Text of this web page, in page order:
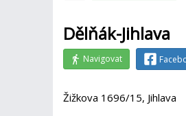
Dělňák-Jihlava
Navigovat
Žižkova 1696/15, Jihlava